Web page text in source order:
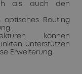
als auch den
optisches Routing
können
unterstützen
Erweiterung.